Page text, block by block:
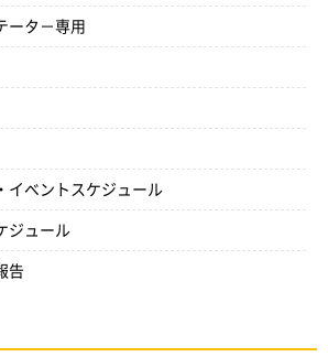
ータ－専用
イベントスケジュール
ジュール
告